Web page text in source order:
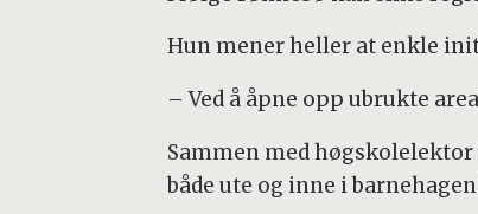
Hun mener heller at enkle
– Ved å åpne opp ubrukte
Sammen med
både ute og inne i